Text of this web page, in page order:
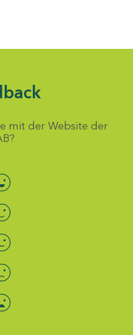
mit der Website der
auswählen